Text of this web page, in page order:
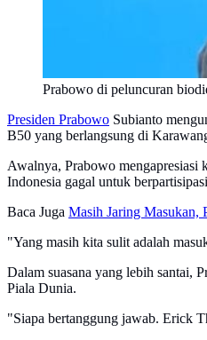
Prabowo di peluncuran
Presiden Prabowo Subianto
B50 yang berlangsung di
Awalnya, Prabowo mengapresiasi
Indonesia gagal untuk
Baca Juga Masih Jaring
"Yang masih kita sulit adalah
Dalam suasana yang lebih santai,
Piala Dunia.
"Siapa bertanggung jawab. Erick